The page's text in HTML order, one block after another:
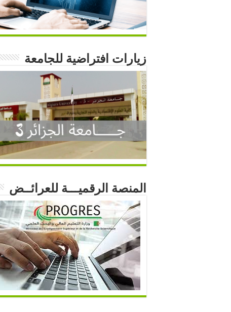
زيارات افتراضية للجامعة
المنصة الرقميـــة للعرائــض